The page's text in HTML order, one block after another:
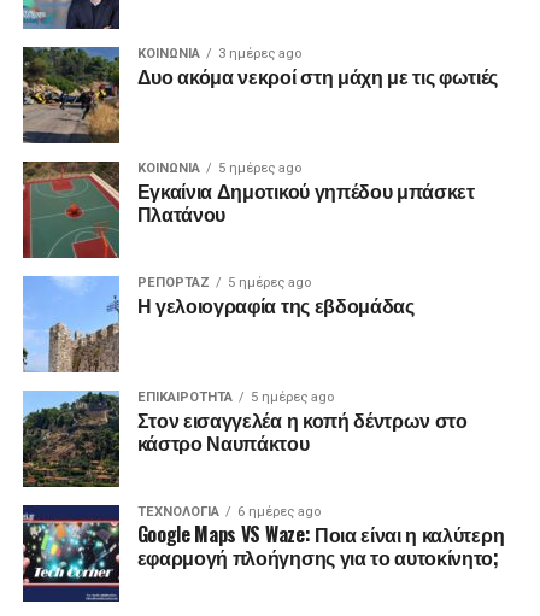
ΚΟΙΝΩΝΙΑ 3 ημέρες ago
Δυο ακόμα νεκροί στη μάχη με τις φωτιές
ΚΟΙΝΩΝΙΑ 5 ημέρες ago
Εγκαίνια Δημοτικού γηπέδου μπάσκετ
Πλατάνου
ΡΕΠΟΡΤΑΖ 5 ημέρες ago
Η γελοιογραφία της εβδομάδας
ΕΠΙΚΑΙΡΟΤΗΤΑ 5 ημέρες ago
Στον εισαγγελέα η κοπή δέντρων στο
κάστρο Ναυπάκτου
ΤΕΧΝΟΛΟΓΙΑ 6 ημέρες ago
Google Maps VS Waze: Ποια είναι η καλύτερη
εφαρμογή πλοήγησης για το αυτοκίνητο;